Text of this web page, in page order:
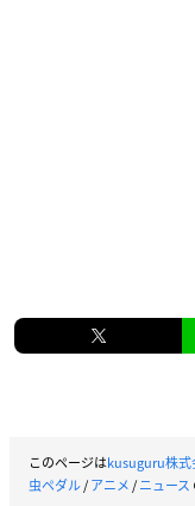
このページはkusuguru株式
虫ペダル/アニメ/ニュース